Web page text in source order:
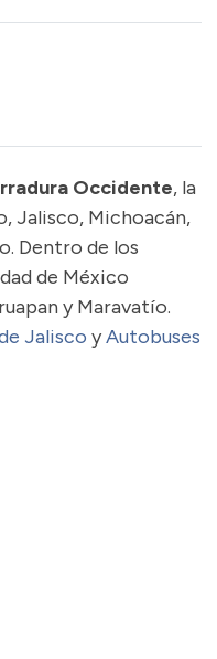
Occidente, la
Jalisco, Michoacán,
Dentro de los
de México
y Maravatío.
Jalisco yAutobuses